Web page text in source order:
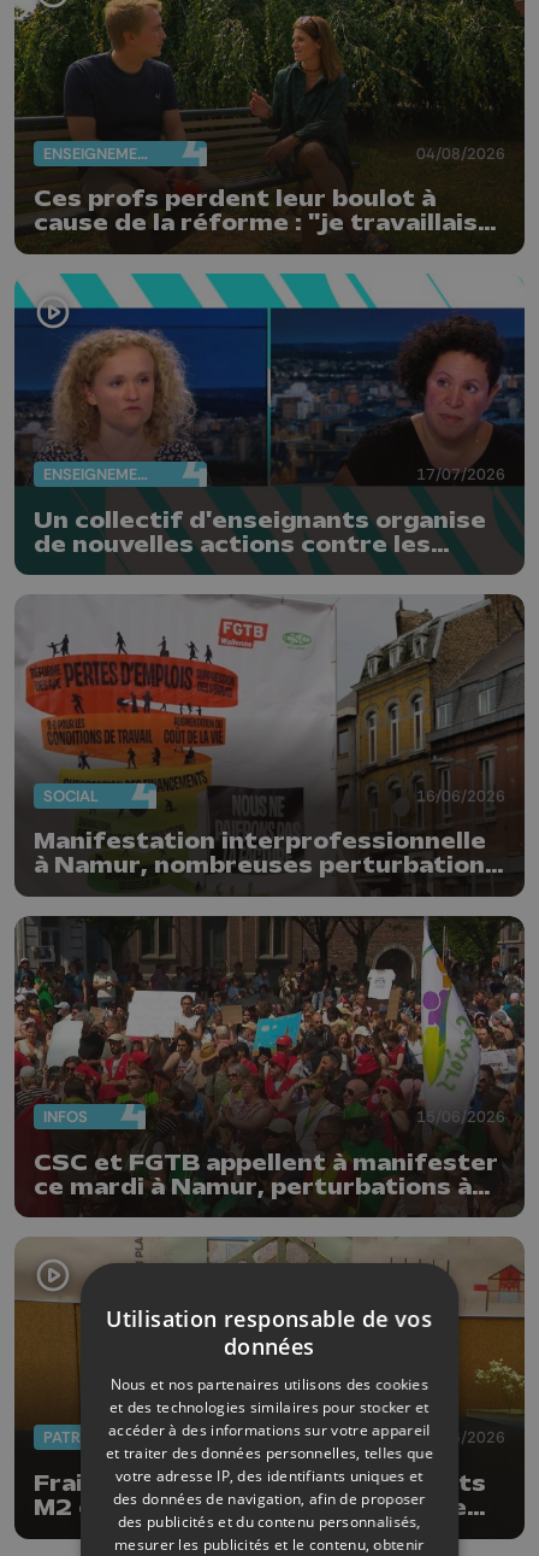
ENSEIGNEMENT 04/08/2026
Ces profs perdent leur boulot à
cause de la réforme : "je travaillais
bien plus comme prof que comme
pharmacienne"
ENSEIGNEMENT 17/07/2026
Un collectif d'enseignants organise
de nouvelles actions contre les
réformes de la FWB
SOCIAL 16/06/2026
Manifestation interprofessionnelle
à Namur, nombreuses perturbations
dans les services
INFOS 15/06/2026
CSC et FGTB appellent à manifester
ce mardi à Namur, perturbations à
prévoir
PATRIMOINE 05/06/2026
Fraipont : les projets des étudiants
M2 en Architecture d'intérieur de
St-Luc Liège
Utilisation responsable de vos
données
Nous et nos partenaires utilisons des cookies
et des technologies similaires pour stocker et
accéder à des informations sur votre appareil
et traiter des données personnelles, telles que
votre adresse IP, des identifiants uniques et
des données de navigation, afin de proposer
des publicités et du contenu personnalisés,
mesurer les publicités et le contenu, obtenir